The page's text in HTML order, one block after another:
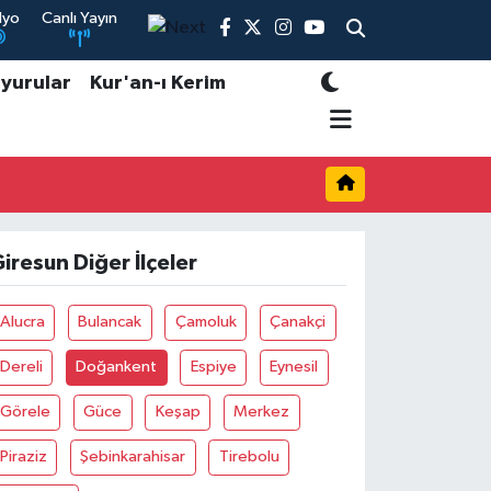
Canlı Yayın
Kur'an-ı Kerim
Diğer İlçeler
Alucra Bulancak Çamoluk Çanakçi
Dereli Doğankent Espiye Eynesil
Görele Güce Keşap Merkez
Piraziz Şebinkarahisar Tirebolu